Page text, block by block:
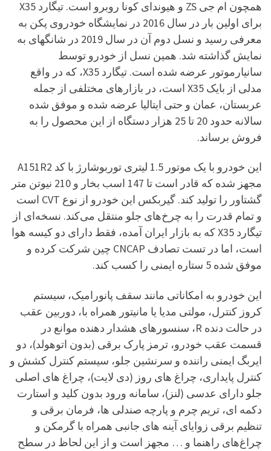
همچون ام جی ZS و هیوندای کونا روبرو است. تیگارد X35
برای اولین بار در سال 2016 در نمایشگاه خودروی پکن به
معرفی رسید و نسل دوم آن در سال 2019 در شانگهای به
نمایش گذاشته شد. همین نسل از خودرو توسط
سانیارموتور عرضه شده است. تیگارد X35، که در واقع
مدلی از بایک X35 است، در بازارهای مختلفی از جمله
عربستان، عمان و حتی ایتالیا عرضه شده و موفق شده
سالانه حدود 20 تا 25 هزار دستگاه از این محصول را به
فروش برساند.
این خودرو با یک موتور 1.5 لیتری توربوشارژ با کد A151R2
مجهز شده که قادر است تا 147 اسب بخار و 210 نیوتن متر
گشتاور را تولید کند. گیربکس این خودرو از نوع CVT است
و تمام قدرت را به چرخ‌های جلو منتقل می‌کند. نسخه‌ای از
تیگارد X35 که به بازار ایران آمده، فقط دارای دو کیسه هوا
است، اما در تست تصادف CNCAP چین شرکت کرده و
موفق شده 5 ستاره ایمنی را کسب کند.
این خودرو به امکاناتی مانند سقف پانورامیک، سیستم
کروز کنترل، مولتی مدیا یا مانیتور همراه با، دوربین عقب
در حالت دنده R، سنسورهای هشدار دهنده موانع در
قسمت عقب خودرو، ترمز پارک برقی (بدون اتوهولد)، دو
ایربگ ایمنی راننده و سرنشین جلو، سیستم کنترل کشش و
کنترل پایداری، چراغ های روز (دی لایت)، چراغ های اصلی
جلو دارای عدسی (لنز)، سامانه ورود بدون کلید و استارت
دکمه ای، تریم چرم و پارچه صندلی ها، فرمان برقی و
تنظیم برقی زوایای آینه های جانبی همراه با گرمکن و
چراغ‌های راهنما و … مجهز است و از این لحاظ در سطح